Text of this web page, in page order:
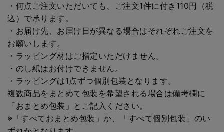
・何点ご注文いただいても、ご注文1件に付き110円（税
込）で承ります。
・お届け先、お届け日が異なる場合はそれぞれご注文を
お願いします。
・ラッピング材はご指定いただけません。
・のし紙はお付けできません。
・ラッピングは1点ずつ個別包装となります。
複数商品をまとめて包装を希望される場合は備考欄に
「おまとめ包装」とご記入ください。
※「すべておまとめ包装」か、「すべて個別包装」のい